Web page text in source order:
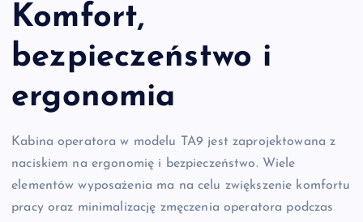
Komfort,
bezpieczeństwo i
ergonomia
Kabina operatora w modelu TA9 jest zaprojektowana z
naciskiem na ergonomię i bezpieczeństwo. Wiele
elementów wyposażenia ma na celu zwiększenie komfortu
pracy oraz minimalizację zmęczenia operatora podczas